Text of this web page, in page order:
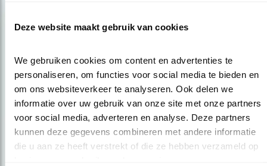
Deze website maakt gebruik van cookies
We gebruiken cookies om content en advertenties te
personaliseren, om functies voor social media te bieden en
om ons websiteverkeer te analyseren. Ook delen we
informatie over uw gebruik van onze site met onze partners
voor social media, adverteren en analyse. Deze partners
kunnen deze gegevens combineren met andere informatie
die u aan ze heeft verstrekt of die ze hebben verzameld op
Op de hoogte blijven?
Meld je aan en ontvang nieuws, inspiratie, acties en tips
over vogels en activiteiten van Vogelbescherming.